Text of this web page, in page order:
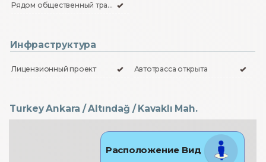
Рядом общественный транспорт
Инфраструктура
Лицензионный проект Автотрасса открыта
Turkey Ankara / Altındağ / Kavaklı Mah.
Расположение Вид